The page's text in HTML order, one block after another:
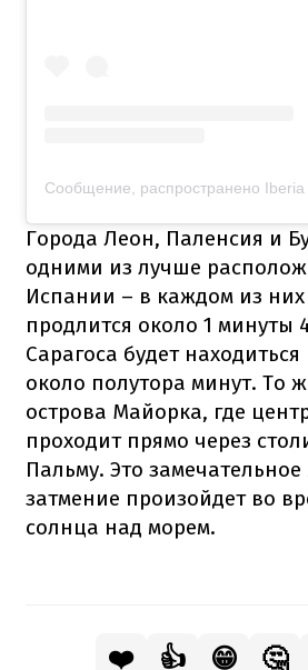
Города Леон, Паленсия и
одними из лучше
Испании – в каждом из них
продлится около 1 минуты
Сарагоса будет
около полутора минут. То
острова Майорка, где
проходит прямо через
Пальму. Это замечательное
затмение произойдет во
солнца над морем.
❤️ 👍 😁 🤔